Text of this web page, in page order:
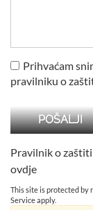
Prihvaćam
pravilniku o
Pravilnik o
ovdje
This site is protected by
Serviceapply.